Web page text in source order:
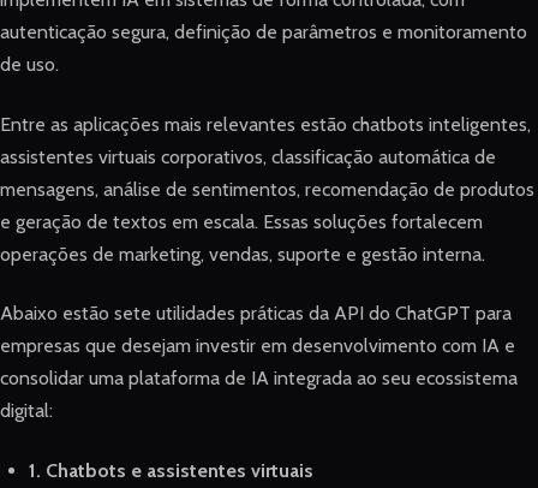
autenticação segura, definição de parâmetros e monitoramento
de uso.
Entre as aplicações mais relevantes estão chatbots inteligentes,
assistentes virtuais corporativos, classificação automática de
mensagens, análise de sentimentos, recomendação de produtos
e geração de textos em escala. Essas soluções fortalecem
operações de marketing, vendas, suporte e gestão interna.
Abaixo estão sete utilidades práticas da API do ChatGPT para
empresas que desejam investir em desenvolvimento com IA e
consolidar uma plataforma de IA integrada ao seu ecossistema
digital:
1. Chatbots e assistentes virtuais